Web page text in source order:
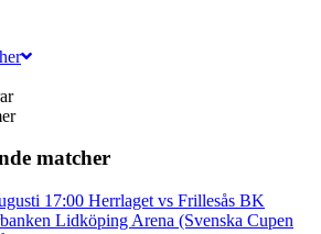
matcher
17:00 Herrlaget vs Frillesås BK
Lidköping Arena (Svenska Cupen